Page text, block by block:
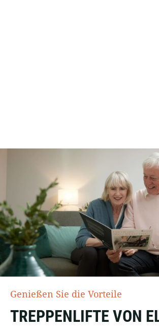
Genießen Sie die Vorteile
TREPPENLIFTE VON